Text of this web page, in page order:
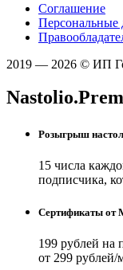
Соглашение
Персональные
2019 — 2026 © ИП
Розыгрыш
15 числа
подписчика,
Сертификаты от
199 рублей на
от 299 рублей/